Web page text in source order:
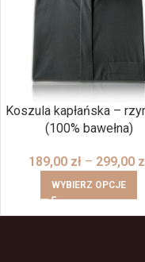
Koszula kapłańska –
(100% bawełna)
189,00 zł – 299,00
WYBIERZ OPCJE